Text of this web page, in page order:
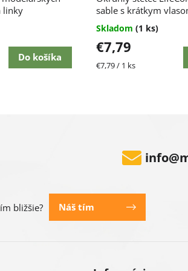
linky
Do košíka
sable s krátkym
Skladom (1 ks)
€7,79
Jednotková
€7,79 / 1 ks
info@
bližšie? Náš tím